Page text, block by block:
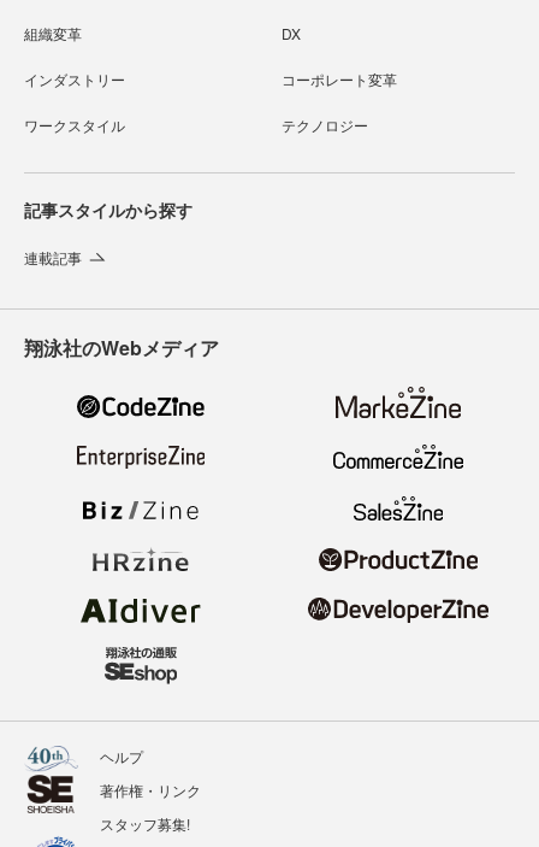
組織変革 DX
インダストリー コーポレート変革
ワークスタイル テクノロジー
記事スタイルから探す
連載記事
翔泳社のWebメディア
ヘルプ
著作権・リンク
スタッフ募集!